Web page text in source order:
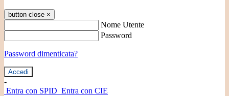
button close ×
Nome Utente
Password
Password dimenticata?
-
Entra con SPID Entra con CIE